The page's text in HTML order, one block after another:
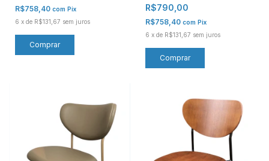
R$758,40 com Pix
6 x de R$131,67 sem juros
Comprar
R$790,00
R$758,40 com Pix
6 x de R$131,67 sem juros
Comprar